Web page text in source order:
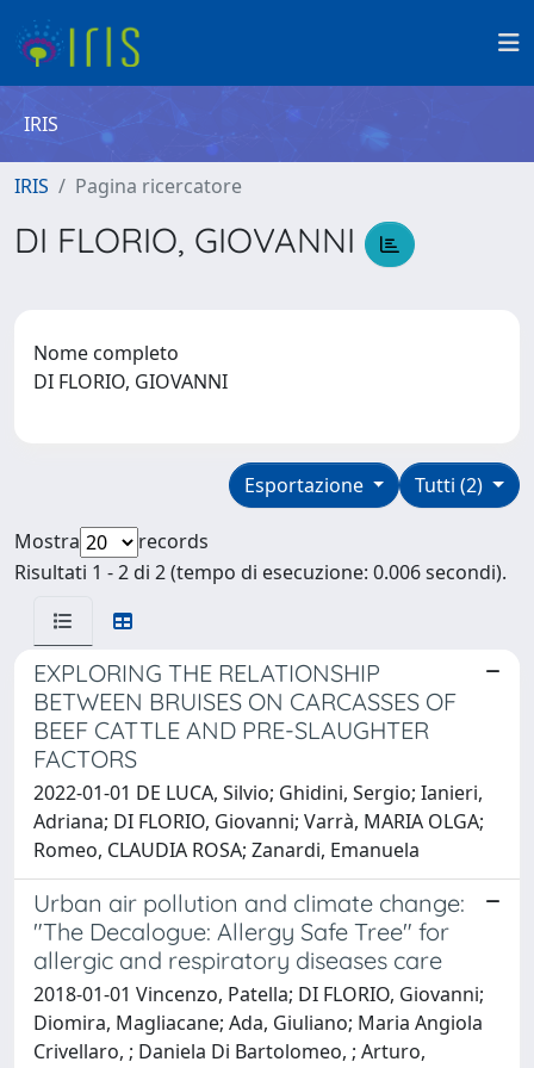
IRIS
IRIS Pagina ricercatore
DI FLORIO, GIOVANNI
Nome completo
DI FLORIO, GIOVANNI
Tutti (2)
Esportazione
Mostra
records
Risultati 1 - 2 di 2 (tempo di esecuzione: 0.006 secondi).
EXPLORING THE RELATIONSHIP
BETWEEN BRUISES ON CARCASSES OF
BEEF CATTLE AND PRE-SLAUGHTER
FACTORS
2022-01-01 DE LUCA, Silvio; Ghidini, Sergio; Ianieri,
Adriana; DI FLORIO, Giovanni; Varrà, MARIA OLGA;
Romeo, CLAUDIA ROSA; Zanardi, Emanuela
Urban air pollution and climate change:
"The Decalogue: Allergy Safe Tree" for
allergic and respiratory diseases care
2018-01-01 Vincenzo, Patella; DI FLORIO, Giovanni;
Diomira, Magliacane; Ada, Giuliano; Maria Angiola
Crivellaro, ; Daniela Di Bartolomeo, ; Arturo,